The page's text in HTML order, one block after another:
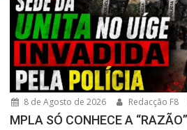
8 de Agosto de 2026 Redacção F8
MPLA SÓ CONHECE A